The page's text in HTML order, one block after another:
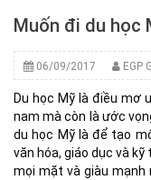
Muốn đi du học
06/09/2017 EGP
Du học Mỹ là điều mơ
nam mà còn là ước
du học Mỹ là để tạo
văn hóa, giáo dục và
mọi mặt và giàu mạnh